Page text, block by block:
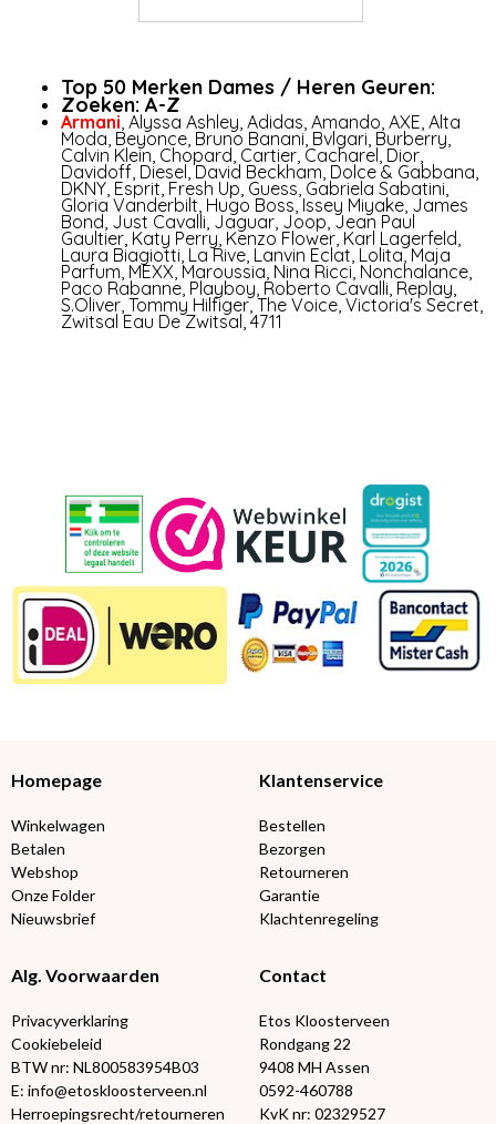
Top 50 Merken Dames / Heren Geuren:
Zoeken: A-Z
Armani ,Alyssa Ashley ,Adidas ,Amando ,AXE ,Al­ta
Mo­da Beyonce Bruno Banani, Bvlgari Burberry
Calvin Klein Chopard Cartier Cacharel Dior
Davidoff Diesel ,David Beckham Dolce & Gabbana
DKNY Esprit Fresh Up Guess Gabriela Sabatini
Gloria Vanderbilt Hugo Boss ,Issey Miyake James
Bond Just Cavalli Jaguar Joop ,Jean Paul
Gaultier Katy Perry Kenzo Flower Karl Lagerfeld
Laura Biagiotti La Rive Lanvin Eclat Lolita,Maja
Parfum MEXX ,Maroussia Nina Ricci, Nonchalance
Paco Rabanne Playboy Roberto Cavalli Replay
S.Oliver ,Tommy Hilfiger,The Voice ,Victoria's Secret
Zwitsal Eau De Zwitsal ,4711
Homepage
Winkelwagen
Betalen
Webshop
Onze Folder
Nieuwsbrief
Klantenservice
Bestellen
Bezorgen
Retourneren
Garantie
Klachtenregeling
Alg. Voorwaarden
Privacyverklaring
Cookiebeleid
BTW nr: NL800583954B03
E: info@etoskloosterveen.nl
Herroepingsrecht/retourneren
Contact
Etos Kloosterveen
Rondgang 22
9408 MH Assen
0592-460788
KvK nr: 02329527